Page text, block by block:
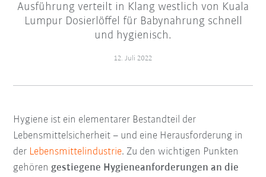
Ausführung verteilt in Klang westlich von Kuala
Lumpur Dosierlöffel für Babynahrung schnell
und hygienisch.
12. Juli 2022
Hygiene ist ein elementarer Bestandteil der
Lebensmittelsicherheit – und eine Herausforderung in
der Lebensmittelindustrie. Zu den wichtigen Punkten
gehörengestiegene Hygieneanforderungen an die